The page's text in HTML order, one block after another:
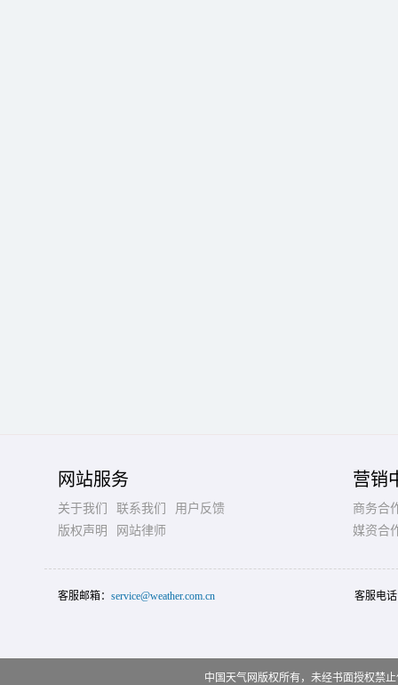
网站服务
关于我们 联系我们
用户反馈
版权声明
网站律师
营销
商务合
媒资合
客服邮箱： service@weather.com.cn 客服电
中国天气网版权所有，未经书面授权